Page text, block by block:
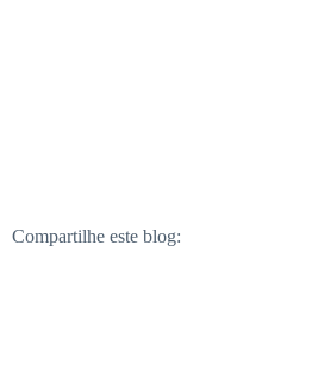
Compartilhe este blog: